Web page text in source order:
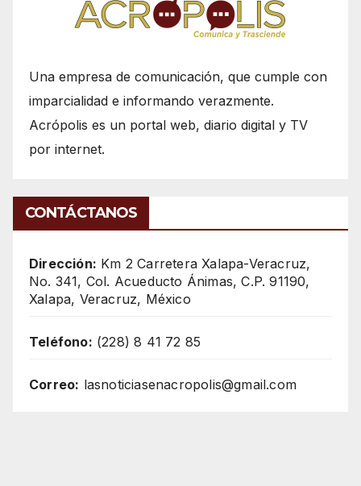
Una empresa de comunicación, que cumple con
imparcialidad e informando verazmente.
Acrópolis es un portal web, diario digital y TV
por internet.
CONTÁCTANOS
Dirección: Km 2 Carretera Xalapa-Veracruz,
No. 341, Col. Acueducto Ánimas, C.P. 91190,
Xalapa, Veracruz, México
Teléfono: (228) 8 41 72 85
Correo: lasnoticiasenacropolis@gmail.com